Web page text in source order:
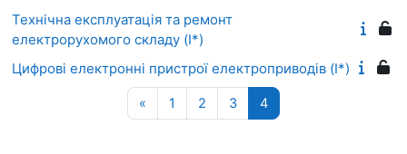
Технічна експлуатація та ремонт
електрорухомого складу (I*)
Цифрові електронні пристрої електроприводів (I*)
« Попередня сторінка
1 Сторінка 1
2 Сторінка 2
3Сторінка 3
4Сторінка 4